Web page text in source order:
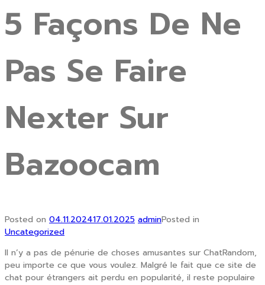
5 Façons De Ne
Pas Se Faire
Nexter Sur
Bazoocam
Posted on 04.11.202417.01.2025 adminPosted in
Uncategorized
Il n’y a pas de pénurie de choses amusantes sur ChatRandom,
peu importe ce que vous voulez. Malgré le fait que ce site de
chat pour étrangers ait perdu en popularité, il reste populaire